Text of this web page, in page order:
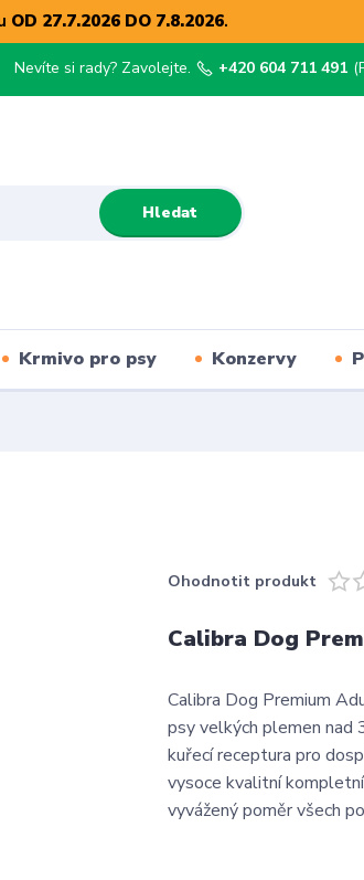
OD 27.7.2026 DO 7.8.2026.
Hledat
Nevíte si rady? Zavolejte. +420 604 711 491
Krmivo pro psy Konzervy
Ohodnotit produkt
Calibra Dog
Calibra Dog Premium
psy velkých plemen nad
kuřecí receptura pro
vysoce kvalitní
vyvážený poměr všech